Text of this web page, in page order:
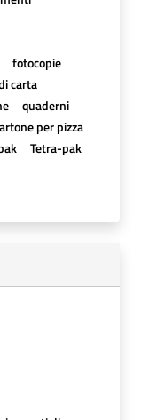
fotocopie
carta
quaderni
per pizza
Tetra-pak